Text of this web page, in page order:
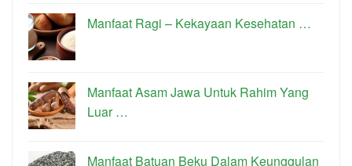
Manfaat Ragi – Kekayaan Kesehatan …
Manfaat Asam Jawa Untuk Rahim Yang
Luar …
Manfaat Batuan Beku Dalam Keunggulan